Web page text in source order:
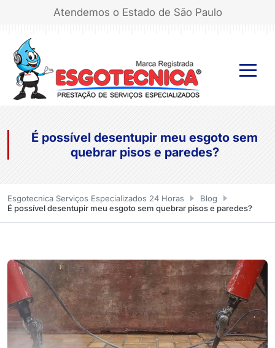
Atendemos o Estado de São Paulo
É possível desentupir meu esgoto sem
quebrar pisos e paredes?
Esgotecnica Serviços Especializados 24 Horas
Blog
É possível desentupir meu esgoto sem quebrar pisos e paredes?